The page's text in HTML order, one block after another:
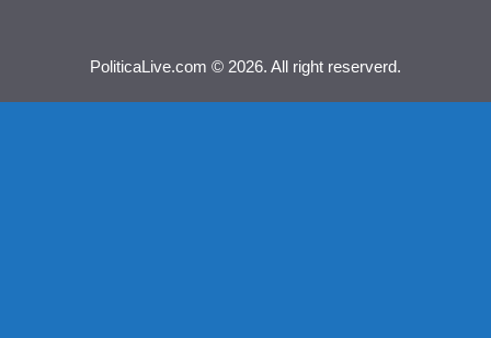
PoliticaLive.com © 2026. All right reserverd.